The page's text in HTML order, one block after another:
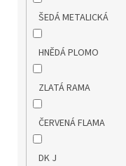
POWER
QUO VADIS
REGARDE LE CIEL
REMONTE
RIDER
ŠEDÁ METALICKÁ
HNĚDÁ PLOMO
ZLATÁ RAMA
ČERVENÁ FLAMA
DK J